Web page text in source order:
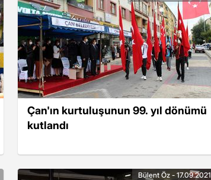
Çan'ın kurtuluşunun 99. yıl dönümü
kutlandı
Bülent Öz - 17.09.2021